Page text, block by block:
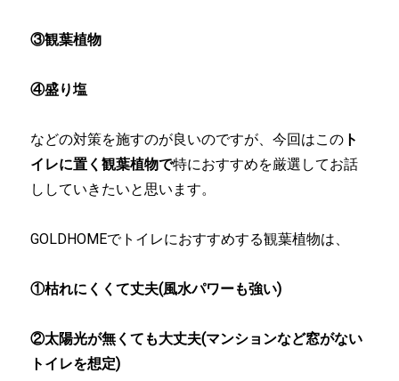
③観葉植物
④盛り塩
などの対策を施すのが良いのですが、今回はこの ト
イレに置く観葉植物で特におすすめを厳選してお話
ししていきたいと思います。
GOLDHOMEでトイレにおすすめする観葉植物は、
①枯れにくくて丈夫(風水パワーも強い)
②太陽光が無くても大丈夫(マンションなど窓がない
トイレを想定)